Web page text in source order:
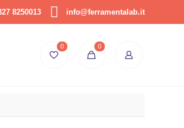
8250013 info@ferramentalab.it
0 0